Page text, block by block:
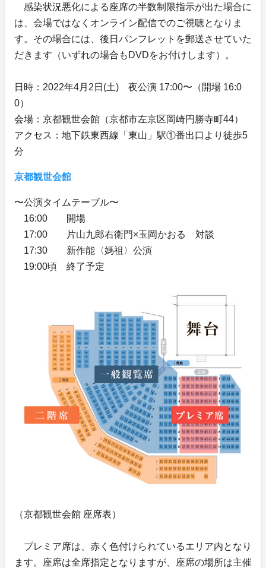
感染状況悪化による座席の半数制限指示が出た場合に
は、会場ではなくオンライン配信でのご視聴となりま
す。その場合には、後日パンフレットを郵送させていた
だきます（いずれの場合もDVDをお付けします）。
日時：2022年4月2日(土) 夜公演 17:00〜（開場 16:0
0）
会場：京都観世会館（京都市左京区岡崎円勝寺町44）
アクセス：地下鉄東西線「東山」駅①番出口より徒歩5
分
京都観世会館
〜公演タイムテーブル〜
16:00 開場
17:00 片山九郎右衛門×玉岡かおる 対談
17:30 新作能〈媽祖〉公演
19:00頃 終了予定
（京都観世会館 座席表）
プレミア席は、赤く色付けられているエリア内となり
ます。座席は全席指定となりますが、座席の場所は主催